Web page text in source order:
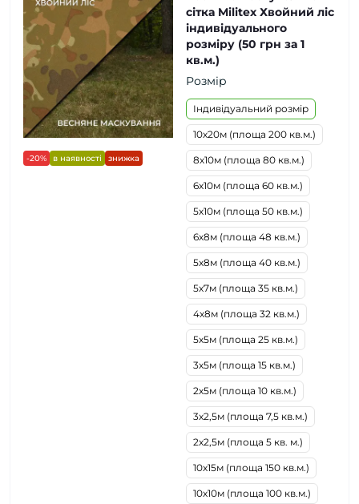
-20% в наявності знижка
сітка Militex Хвойний ліс
індивідуального
розміру (50 грн за 1
кв.м.)
Розмір
Індивідуальний розмір
10х20м (площа 200 кв.м.)
8х10м (площа 80 кв.м.)
6х10м (площа 60 кв.м.)
5х10м (площа 50 кв.м.)
6х8м (площа 48 кв.м.)
5х8м (площа 40 кв.м.)
5х7м (площа 35 кв.м.)
4х8м (площа 32 кв.м.)
5х5м (площа 25 кв.м.)
3х5м (площа 15 кв.м.)
2х5м (площа 10 кв.м.)
3х2,5м (площа 7,5 кв.м.)
2х2,5м (площа 5 кв. м.)
10х15м (площа 150 кв.м.)
10х10м (площа 100 кв.м.)